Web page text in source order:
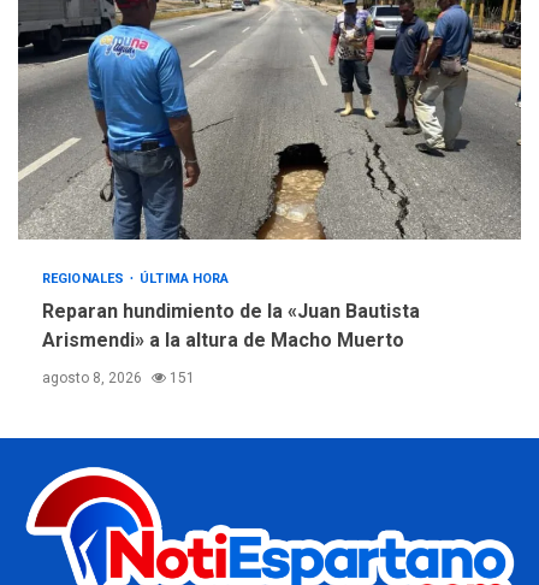
REGIONALES ÚLTIMA HORA
Reparan hundimiento de la «Juan Bautista
Arismendi» a la altura de Macho Muerto
agosto 8, 2026 151